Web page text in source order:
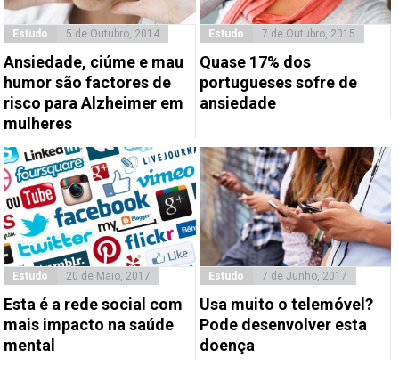
Estudo 5 de Outubro, 2014
Ansiedade, ciúme e mau
humor são factores de
risco para Alzheimer em
mulheres
Estudo 7 de Outubro, 2015
Quase 17% dos
portugueses sofre de
ansiedade
Estudo 20 de Maio, 2017
Esta é a rede social com
mais impacto na saúde
mental
Estudo 7 de Junho, 2017
Usa muito o telemóvel?
Pode desenvolver esta
doença